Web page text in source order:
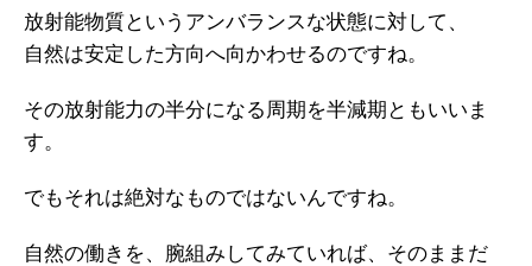
放射能物質というアンバランスな状態に対して、
自然は安定した方向へ向かわせるのですね。
その放射能力の半分になる周期を半減期ともいいま
す。
でもそれは絶対なものではないんですね。
自然の働きを、腕組みしてみていれば、そのままだ